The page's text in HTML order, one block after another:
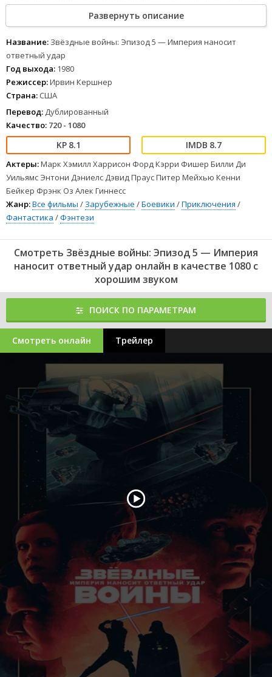
котором их и захватываетДарт Вейдер, в то время как Люк
Скайуокер находится на таинственной планете джунглей Дагоба.
Там Мастер -джедайЙода обучает молодого рыцаря навыкам
обретения Силы. Люк даже непредполагает, как скоро ему
придется воспользоваться знаниями старого Мастера: впереди
битва спревосходящими
поединок с Дартом Вейдером.
12 34 5 678
Развернуть описание
Название: Звёздные войны: Эпизод 5 — Империя наносит
ответный удар
Год выхода: 1980
Режиссер:Ирвин Кершнер
Страна: США
Перевод: Дублированный
Качество: 720 - 1080
8.1 8.7
Актеры:Марк Хэмилл Харрисон Форд Кэрри Фишер Билли Ди
Уильямс Энтони Дэниелс Дэвид Праус Питер Мейхью Кенни
Бейкер Фрэнк Оз Алек Гиннесс
Жанр:Все фильмы / Зарубежные /Боевики /Приключения /
Фантастика /Фэнтези
Смотреть Звёздные войны: Эпизод 5 — Империя
наносит ответный удар онлайн в качестве 1080 с
хорошим звуком
ПОИСК ПО ПАРАМЕТРАМ
Смотреть онлайн Трейлер